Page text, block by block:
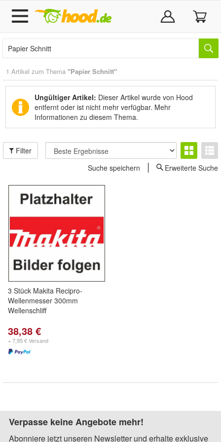
1 Artikel zum Thema "Papier Schnitt"
Ungültiger Artikel: Dieser Artikel wurde von Hood
entfernt oder ist nicht mehr verfügbar. Mehr
Informationen zu diesem Thema.
Filter
Suche speichern
Erweiterte Suche
3 Stück Makita Recipro-
Wellenmesser 300mm
Wellenschliff
38,38 €
+ 7,95 € Versand
Verpasse keine Angebote mehr!
Abonniere jetzt unseren Newsletter und erhalte exklusive